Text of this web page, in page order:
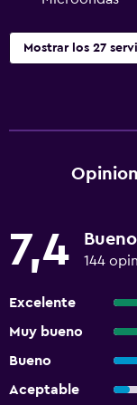
Mostrar los 27
7,4 Bueno
144
Excelente
Muy bueno
Bueno
Aceptable